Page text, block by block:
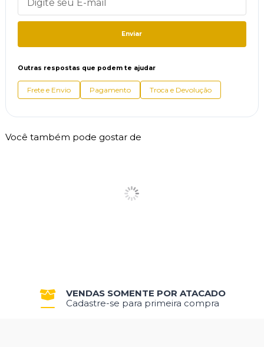
Enviar
Outras respostas que podem te ajudar
Frete e Envio Pagamento Troca e Devolução
Você também pode gostar de
VENDAS SOMENTE POR ATACADO
Cadastre-se para primeira compra